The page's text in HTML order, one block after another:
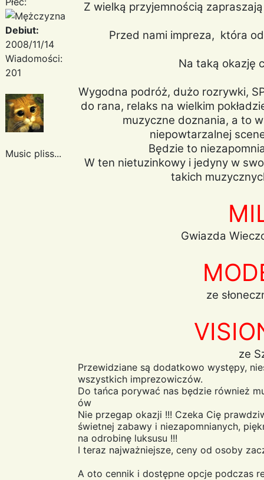
Debiut:
2008/11/14
Wiadomości:
201
Music pliss...
Z wielką przyjemnością
Przed nami impreza, która
Na taką okazję
Wygodna podróż, dużo rozrywki,
do rana, relaks na wielkim
muzyczne doznania, a to
niepowtarzalnej
Będzie to
W ten nietuzinkowy i jedyny w
takich
Gwiazda
ze
ze
Przewidziane są dodatkowo występy,
wszystkich imprezowiczów.
Do tańca porywać nas będzie również
ów
Nie przegap okazji !!! Czeka Cię
świetnej zabawy i niezapomnianych,
na odrobinę luksusu !!!
I teraz najważniejsze, ceny od osoby
A oto cennik i dostępne opcje podczas